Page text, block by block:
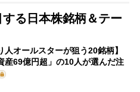
する日本株銘柄＆テー
人オールスターが狙う20銘柄】
産69億円超」の10人が選んだ注